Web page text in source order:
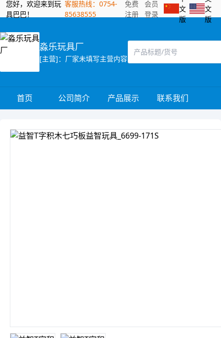
您好，欢迎来到玩
具巴巴！
客服热线：0754-
85638555
免费
注册
会员
登录
文
版
文
版
淼乐玩具厂
[主营]：厂家未填写主营内容
首页 公司简介 产品展示 联系我们